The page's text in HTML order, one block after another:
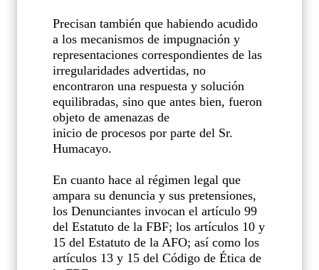
Precisan también que habiendo acudido
a los mecanismos de impugnación y
representaciones correspondientes de las
irregularidades advertidas, no
encontraron una respuesta y solución
equilibradas, sino que antes bien, fueron
objeto de amenazas de
inicio de procesos por parte del Sr.
Humacayo.
En cuanto hace al régimen legal que
ampara su denuncia y sus pretensiones,
los Denunciantes invocan el artículo 99
del Estatuto de la FBF; los artículos 10 y
15 del Estatuto de la AFO; así como los
artículos 13 y 15 del Código de Ética de